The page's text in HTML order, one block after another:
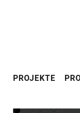
Navigation
PROJEKTE